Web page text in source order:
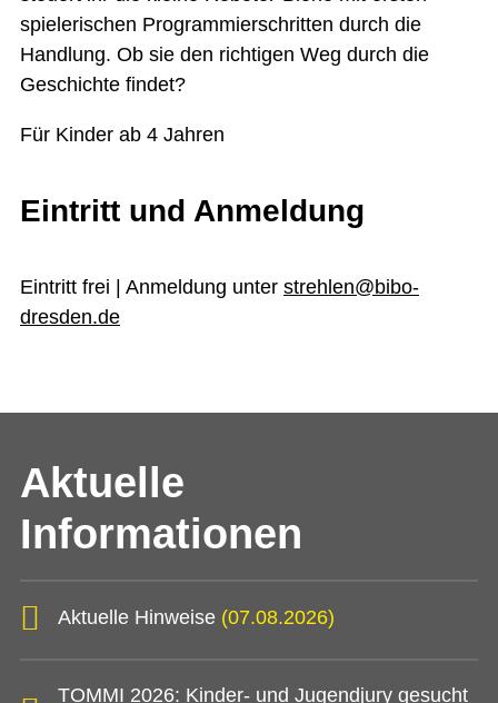
spielerischen Programmier­schritten durch die
Handlung. Ob sie den richtigen Weg durch die
Geschichte findet?
Für Kinder ab 4 Jahren
Eintritt und Anmeldung
Eintritt frei | Anmeldung unter strehlen@bibo-
dresden.de
Aktuelle
Informationen
Aktuelle Hinweise (07.08.2026)
TOMMI 2026: Kinder- und Jugendjury gesucht